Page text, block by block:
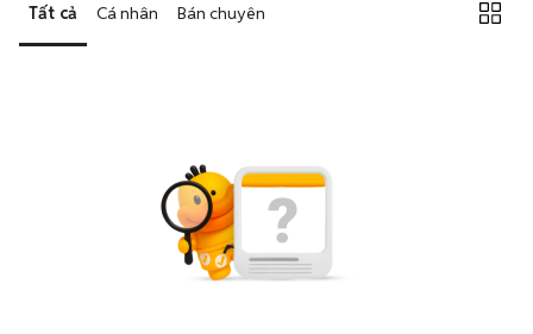
Tất cả Cá nhân Bán chuyên